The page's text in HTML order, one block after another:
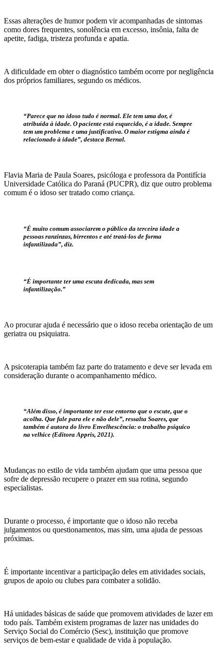
Essas alterações de humor podem vir acompanhadas de sintomas
como dores frequentes, sonolência em excesso, insônia, falta de
apetite, fadiga, tristeza profunda e apatia.
A dificuldade em obter o diagnóstico também ocorre por negligência
dos próprios familiares, segundo os médicos.
“Parece que no idoso tudo é normal. Ele tem uma dor, é
atribuída à idade. O paciente está esquecido, é a idade. Sempre
tem um problema e uma justificativa. O maior estigma ainda é
relacionado à idade”, destaca Bernal.
Flavia Maria de Paula Soares, psicóloga e professora da Pontifícia
Universidade Católica do Paraná (PUCPR), diz que outro problema
comum é o idoso ser tratado como criança.
“É muito comum associarem o público da terceira idade a
pessoas ranzinzas, birrentos e até tratá-los de forma
infantilizada”, diz.
“É importante ter uma escuta dedicada, mas sem
infantilização.”
Ao procurar ajuda é necessário que o idoso receba orientação de um
geriatra ou psiquiatra.
A psicoterapia também faz parte do tratamento e deve ser levada em
consideração durante o acompanhamento médico.
“Além disso, é importante ter esse entorno que o escute, que o
acolha. Que fale para ele e não dele”, ressalta Soares, que
também é autora do livro Envelhescência: o trabalho psíquico
na velhice (Editora Appris, 2021).
Mudanças no estilo de vida também ajudam que uma pessoa que
sofre de depressão recupere o prazer em sua rotina, segundo
especialistas.
Durante o processo, é importante que o idoso não receba
julgamentos ou questionamentos, mas sim, uma ajuda de pessoas
próximas.
É importante incentivar a participação deles em atividades sociais,
grupos de apoio ou clubes para combater a solidão.
Há unidades básicas de saúde que promovem atividades de lazer em
todo país. Também existem programas de lazer nas unidades do
Serviço Social do Comércio (Sesc), instituição que promove
serviços de bem-estar e qualidade de vida à população.